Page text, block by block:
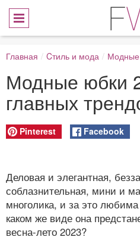
Главная / Cтиль и мода / Модные
Модные юбки
главных
Pinterest Facebook
Деловая и элегантная,
соблазнительная, мини и
многолика, и за это
каком же виде она
весна-лето 2023?